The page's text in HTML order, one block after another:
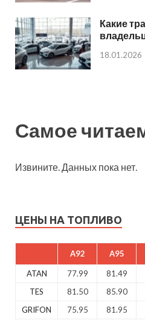
Какие
18.01.2026
Самое
Извините. Данных пока нет.
ЦЕНЫ НА ТОПЛИВО
A92 A95
ATAN 77.99 81.49
TES
81.50 85.90
GRIFON
75.95 81.95